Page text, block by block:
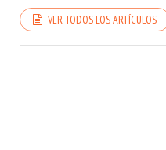
VER TODOS LOS ARTÍCULOS